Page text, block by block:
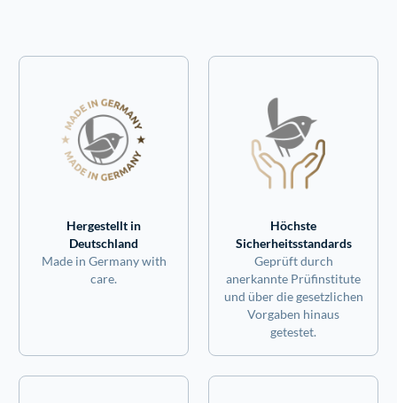
Hergestellt in
Deutschland
Made in Germany with
care.
Höchste
Sicherheitsstandards
Geprüft durch
anerkannte Prüfinstitute
und über die gesetzlichen
Vorgaben hinaus
getestet.